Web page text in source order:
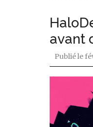
avant
Publié le